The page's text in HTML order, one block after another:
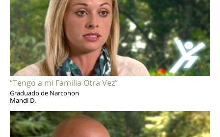
“Tengo a mi Familia Otra Vez”
Graduado de Narconon
Mandi D.